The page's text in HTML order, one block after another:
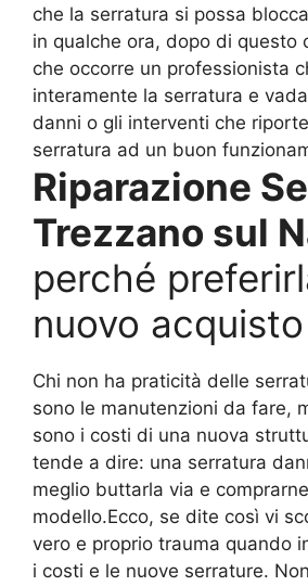
che la serratura si possa
in qualche ora, dopo di questo
che occorre un professionista
interamente la serratura e
danni o gli interventi che
serratura ad un buon
Riparazione
Trezzano sul
perché
nuovo acquisto
Chi non ha praticità delle
sono le manutenzioni da fare,
sono i costi di una nuova
tende a dire: una serratura
meglio buttarla via e
modello.Ecco, se dite così vi
vero e proprio trauma quando
i costi e le nuove serrature.